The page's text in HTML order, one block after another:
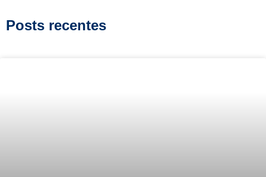
Posts recentes